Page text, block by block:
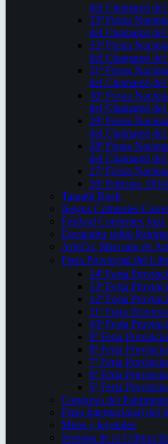
del Chamamé
33ª Fiesta
del Chamamé
32ª Fiesta
del Chamamé
31ª Fiesta
del Chamamé
30ª Fiesta
del Chamamé
29ª Fiesta
del Chamamé
28ª Fiesta
del Chamamé
27ª Fiesta
26ª Edición.
Taragüi Rock
Juegos Culturales
Festival Corrientes Jazz
Encuentro sobre
ArteCo. Mercado de
Feria Provincial del
14ª Feria
13ª Feria
12ª Feria
11ª Feria
10ª Feria
9ª Feria
8ª Feria
7ª Feria
6ª Feria
5ª Feria
Congreso del
Feria Internacional del
Mitos y leyendas
Semana de la Cultura